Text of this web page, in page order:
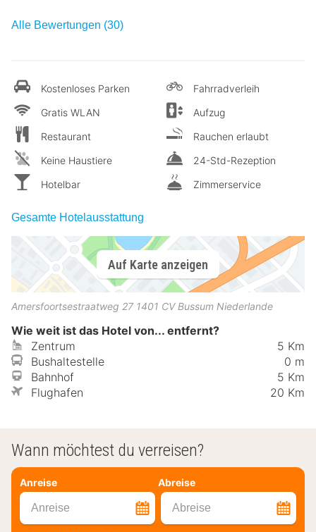
Alle Bewertungen (30)
Kostenloses Parken
Gratis WLAN
Restaurant
Keine Haustiere
Hotelbar
Fahrradverleih
Aufzug
Rauchen erlaubt
24-Std-Rezeption
Zimmerservice
Gesamte Hotelausstattung
Auf Karte anzeigen
Amersfoortsestraatweg 27 1401 CV Bussum Niederlande
Wie weit ist das Hotel von... entfernt?
Zentrum
5 Km
Bushaltestelle
0 m
Bahnhof
5 Km
Flughafen
20 Km
Wann möchtest du verreisen?
Anreise Abreise
Anreise Abreise